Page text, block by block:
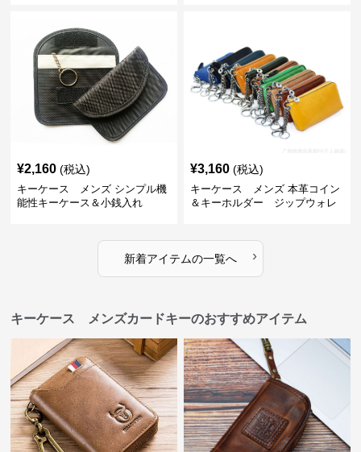
¥2,160 (税込)
キーケース メンズ シンプル機
能性キーケース＆小銭入れ
¥3,160 (税込)
キーケース メンズ 本革コイン
＆キーホルダー ジップウォレ
新着アイテムの一覧へ ›
キーケース メンズカードキーのおすすめアイテム